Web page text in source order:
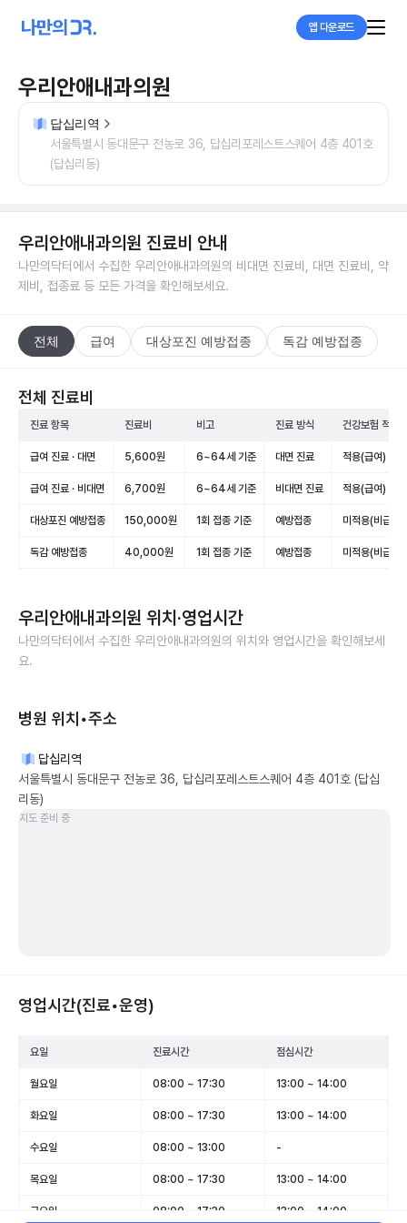
앱 다운로드
우리안애내과의원
답십리역
서울특별시 동대문구 전농로 36, 답십리포레스트스퀘어 4층 401호
(답십리동)
우리안애내과의원 진료비 안내
나만의닥터에서 수집한 우리안애내과의원의 비대면 진료비, 대면 진료비, 약
제비, 접종료 등 모든 가격을 확인해보세요.
전체 급여 대상포진 예방접종 독감 예방접종
전체 진료비
진료 항목 진료비 비고 진료 방식 건강보험 적용
급여 진료 · 대면 5,600원 6~64세 기준 대면 진료 적용(급여)
급여 진료 · 비대면 6,700원 6~64세 기준 비대면 진료 적용(급여)
대상포진 예방접종 150,000원 1회 접종 기준 예방접종 미적용(비급여)
독감 예방접종 40,000원 1회 접종 기준 예방접종 미적용(비급여)
우리안애내과의원 위치·영업시간
나만의닥터에서 수집한 우리안애내과의원의 위치와 영업시간을 확인해보세
요.
병원 위치•주소
답십리역
서울특별시 동대문구 전농로 36, 답십리포레스트스퀘어 4층 401호 (답십
리동)
지도 준비 중
영업시간(진료•운영)
요일 진료시간 점심시간
월요일 08:00 ~ 17:30 13:00 ~ 14:00
화요일 08:00 ~ 17:30 13:00 ~ 14:00
수요일 08:00 ~ 13:00 -
목요일 08:00 ~ 17:30 13:00 ~ 14:00
금요일 08:00 ~ 17:30 13:00 ~ 14:00